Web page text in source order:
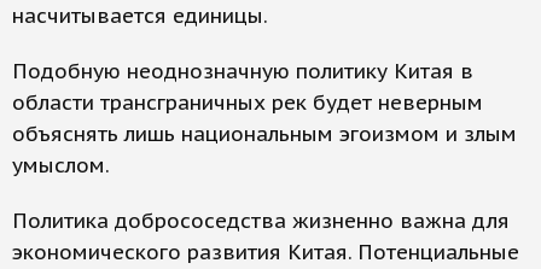
насчитывается единицы.
Подобную неоднозначную политику Китая в
области трансграничных рек будет неверным
объяснять лишь национальным эгоизмом и злым
умыслом.
Политика добрососедства жизненно важна для
экономического развития Китая. Потенциальные